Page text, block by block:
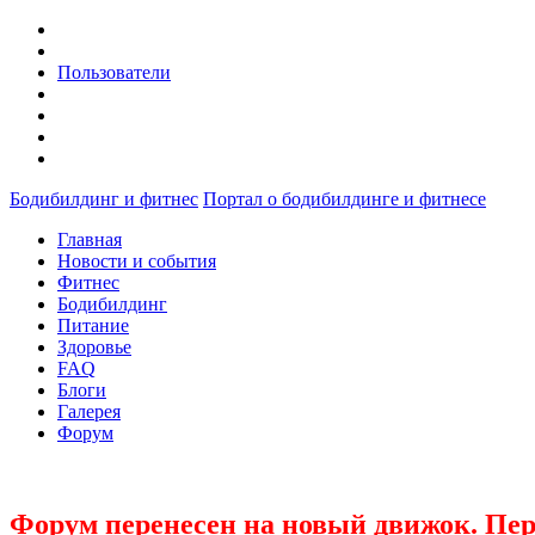
Пользователи
Бодибилдинг и фитнес Портал о бодибилдинге и фитнесе
Главная
Новости и события
Фитнес
Бодибилдинг
Питание
Здоровье
FAQ
Блоги
Галерея
Форум
Форум перенесен на новый движок.